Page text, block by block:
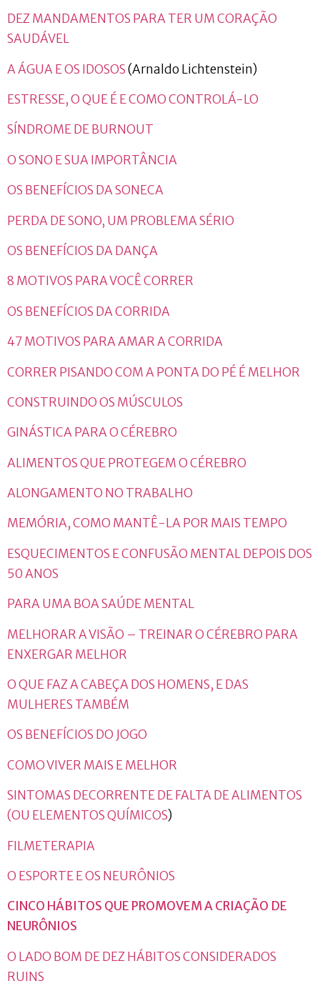
DEZ MANDAMENTOS PARA TER UM CORAÇÃO
SAUDÁVEL
A ÁGUA E OS IDOSOS(Arnaldo Lichtenstein)
ESTRESSE, O QUE É E COMO CONTROLÁ-LO
SÍNDROME DE BURNOUT
O SONO E SUA IMPORTÂNCIA
OS BENEFÍCIOS DA SONECA
PERDA DE SONO, UM PROBLEMA SÉRIO
OS BENEFÍCIOS DA DANÇA
8 MOTIVOS PARA VOCÊ CORRER
OS BENEFÍCIOS DA CORRIDA
47 MOTIVOS PARA AMAR A CORRIDA
CORRER PISANDO COM A PONTA DO PÉ É MELHOR
CONSTRUINDO OS MÚSCULOS
GINÁSTICA PARA O CÉREBRO
ALIMENTOS QUE PROTEGEM O CÉREBRO
ALONGAMENTO NO TRABALHO
MEMÓRIA, COMO MANTÊ-LA POR MAIS TEMPO
ESQUECIMENTOS E CONFUSÃO MENTAL DEPOIS DOS
50 ANOS
PARA UMA BOA SAÚDE MENTAL
MELHORAR A VISÃO – TREINAR O CÉREBRO PARA
ENXERGAR MELHOR
O QUE FAZ A CABEÇA DOS HOMENS, E DAS
MULHERES TAMBÉM
OS BENEFÍCIOS DO JOGO
COMO VIVER MAIS E MELHOR
SINTOMAS DECORRENTE DE FALTA DE ALIMENTOS
(OU ELEMENTOS QUÍMICOS)
FILMETERAPIA
O ESPORTE E OS NEURÔNIOS
CINCO HÁBITOS QUE PROMOVEM A CRIAÇÃO DE
NEURÔNIOS
O LADO BOM DE DEZ HÁBITOS CONSIDERADOS
RUINS